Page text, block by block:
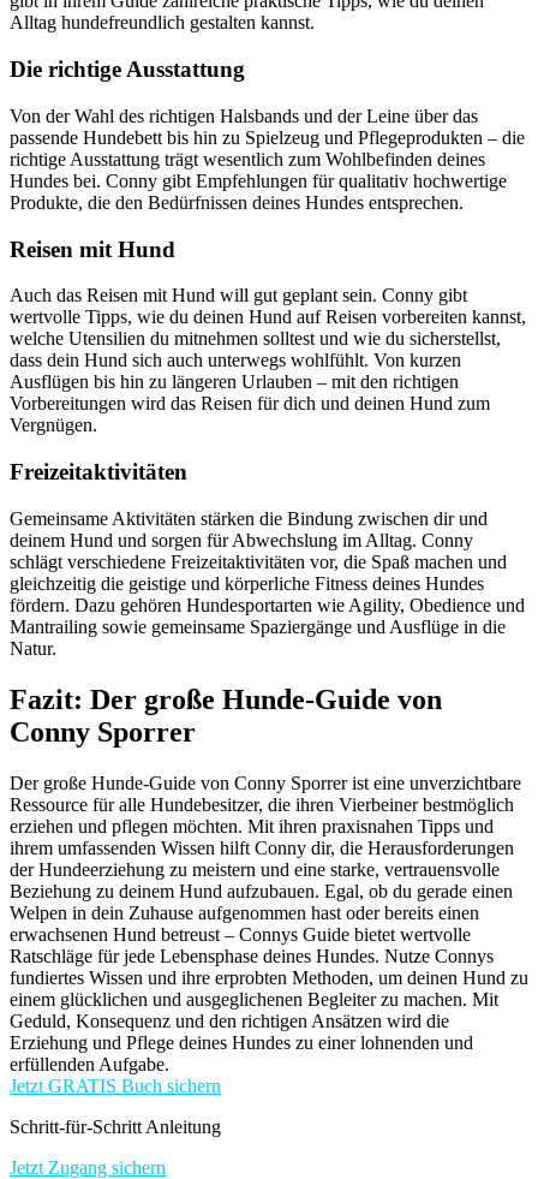
Alltag hundefreundlich gestalten kannst.
Die richtige Ausstattung
Von der Wahl des richtigen Halsbands und der Leine über das
passende Hundebett bis hin zu Spielzeug und Pflegeprodukten – die
richtige Ausstattung trägt wesentlich zum Wohlbefinden deines
Hundes bei. Conny gibt Empfehlungen für qualitativ hochwertige
Produkte, die den Bedürfnissen deines Hundes entsprechen.
Reisen mit Hund
Auch das Reisen mit Hund will gut geplant sein. Conny gibt
wertvolle Tipps, wie du deinen Hund auf Reisen vorbereiten kannst,
welche Utensilien du mitnehmen solltest und wie du sicherstellst,
dass dein Hund sich auch unterwegs wohlfühlt. Von kurzen
Ausflügen bis hin zu längeren Urlauben – mit den richtigen
Vorbereitungen wird das Reisen für dich und deinen Hund zum
Vergnügen.
Freizeitaktivitäten
Gemeinsame Aktivitäten stärken die Bindung zwischen dir und
deinem Hund und sorgen für Abwechslung im Alltag. Conny
schlägt verschiedene Freizeitaktivitäten vor, die Spaß machen und
gleichzeitig die geistige und körperliche Fitness deines Hundes
fördern. Dazu gehören Hundesportarten wie Agility, Obedience und
Mantrailing sowie gemeinsame Spaziergänge und Ausflüge in die
Natur.
Fazit: Der große Hunde-Guide von
Conny Sporrer
Der große Hunde-Guide von Conny Sporrer ist eine unverzichtbare
Ressource für alle Hundebesitzer, die ihren Vierbeiner bestmöglich
erziehen und pflegen möchten. Mit ihren praxisnahen Tipps und
ihrem umfassenden Wissen hilft Conny dir, die Herausforderungen
der Hundeerziehung zu meistern und eine starke, vertrauensvolle
Beziehung zu deinem Hund aufzubauen. Egal, ob du gerade einen
Welpen in dein Zuhause aufgenommen hast oder bereits einen
erwachsenen Hund betreust – Connys Guide bietet wertvolle
Ratschläge für jede Lebensphase deines Hundes. Nutze Connys
fundiertes Wissen und ihre erprobten Methoden, um deinen Hund zu
einem glücklichen und ausgeglichenen Begleiter zu machen. Mit
Geduld, Konsequenz und den richtigen Ansätzen wird die
Erziehung und Pflege deines Hundes zu einer lohnenden und
erfüllenden Aufgabe.
Jetzt GRATIS Buch sichern
Schritt-für-Schritt Anleitung
Jetzt Zugang sichern